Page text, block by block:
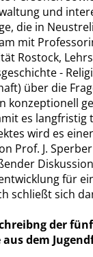
und
die in
mit
Rostock,
-
über die
konzeptionell
es langfristig
wird es
Prof. J.
für
schließt sich
der
dem